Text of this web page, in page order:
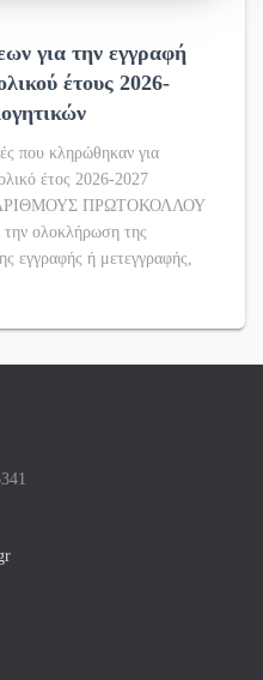
για την εγγραφή
έτους 2026-
που κληρώθηκαν για
έτος 2026-2027
ΑΡΙΘΜΟΥΣ ΠΡΩΤΟΚΟΛΛΟΥ
ολοκλήρωση της
εγγραφής ή μετεγγραφής,